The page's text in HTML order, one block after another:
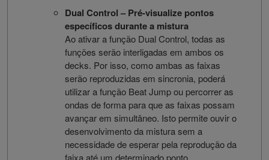
Dual Control – Pré-visualize pontos
específicos durante a mistura
Ao ativar a função Dual Control, todas as
funções serão interligadas em ambos os
decks. Por isso, como ambas as faixas
serão reproduzidas em sincronia, poderá
utilizar a função Beat Jump ou percorrer as
ondas de forma para que as faixas possam
avançar em simultâneo. Isto permite ouvir o
desenvolvimento da mistura sem a
necessidade de esperar pela reprodução da
faixa até um determinado ponto.